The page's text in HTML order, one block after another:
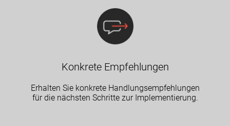
Konkrete Empfehlungen
Erhalten Sie konkrete Handlungsempfehlungen
für die nächsten Schritte zur Implementierung.